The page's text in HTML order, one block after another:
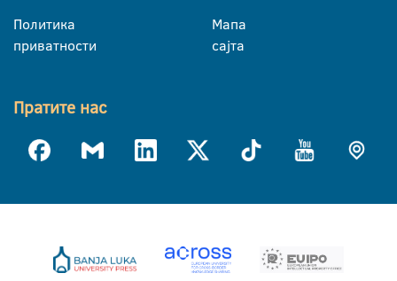
Политика
приватности
Мапа
сајта
Пратите нас